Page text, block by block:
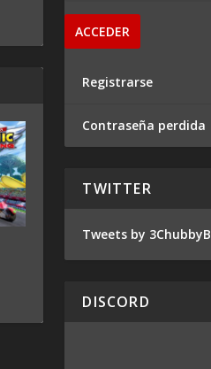
Registrarse
Contraseña perdida
TWITTER
Tweets by 3ChubbyB
DISCORD